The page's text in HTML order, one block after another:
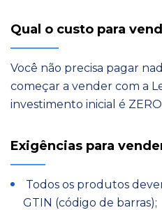
Qual o custo para
Você não precisa pagar
começar a vender com a
investimento inicial é
Exigências para
Todos os produtos
GTIN (código de barras);